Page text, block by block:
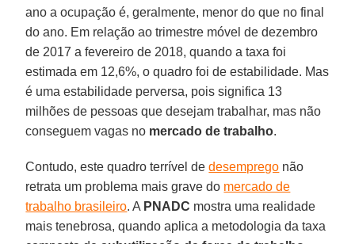
ano a ocupação é, geralmente, menor do que no final
do ano. Em relação ao trimestre móvel de dezembro
de 2017 a fevereiro de 2018, quando a taxa foi
estimada em 12,6%, o quadro foi de estabilidade. Mas
é uma estabilidade perversa, pois significa 13
milhões de pessoas que desejam trabalhar, mas não
conseguem vagas no mercado de trabalho.
Contudo, este quadro terrível dedesemprego não
retrata um problema mais grave do mercado de
trabalho brasileiro. A PNADC mostra uma realidade
mais tenebrosa, quando aplica a metodologia da taxa